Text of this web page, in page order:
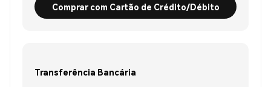
Comprar com Cartão de Crédito/Débito
Transferência Bancária